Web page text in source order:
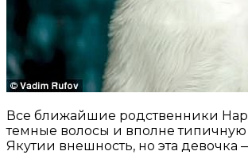
Все ближайшие родственники
темные волосы и вполне
Якутии внешность, но эта девочка